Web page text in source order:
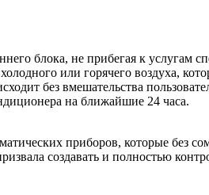
блока, не прибегая к услугам
или горячего воздуха,
без вмешательства
на ближайшие 24 часа.
приборов, которые без
создавать и полностью